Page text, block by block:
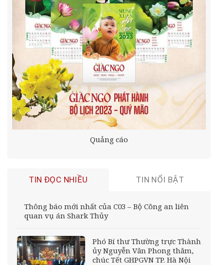
Quảng cáo
TIN ĐỌC NHIỀU TIN NỔI BẬT
Thông báo mới nhất của C03 – Bộ Công an liên
quan vụ án Shark Thủy
Phó Bí thư Thường trực Thành
ủy Nguyễn Văn Phong thăm,
chúc Tết GHPGVN TP. Hà Nội